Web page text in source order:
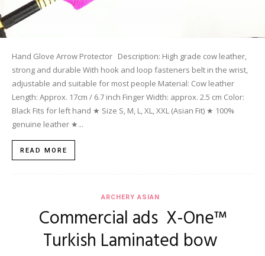
Hand Glove Arrow Protector Description: High grade cow leather,
strong and durable With hook and loop fasteners belt in the wrist,
adjustable and suitable for most people Material: Cow leather
Length: Approx. 17cm / 6.7 inch Finger Width: approx. 2.5 cm Color:
Black Fits for left hand ★ Size S, M, L, XL, XXL (Asian Fit) ★ 100%
genuine leather ★...
READ MORE
ARCHERY ASIAN
Commercial ads X-One™
Turkish Laminated bow